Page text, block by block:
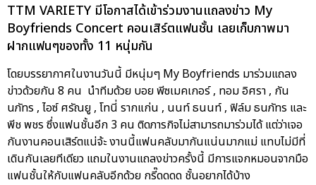
TTM VARIETY มีโอกาสได้เข้าร่วมงานแถลงข่าว My
Boyfriends Concert คอนเสิร์ตแฟนชั้น เลยเก็บภาพมา
ฝากแฟนๆของทั้ง 11 หนุ่มกัน
โดยบรรยากาศในงานวันนี้ มีหนุ่มๆ My Boyfriends มาร่วมแถลง
ข่าวด้วยกัน 8 คน นำทีมด้วย บอย พีซเมคเกอร์ , ทอม อิศรา , กัน
นภัทร , ไอซ์ ศรัณยู , โทนี่ รากแก่น , นนท์ ธนนท์ , ฟิล์ม ธนภัทร และ
พีช พชร ซึ่งแฟนชั้นอีก 3 คน ติดภารกิจไม่สามารถมาร่วมได้ แต่ว่าเจอ
กันงานคอนเสิร์ตแน่จ้ะ งานนี้แฟนคลับมากันแน่นมากแม่ แทบไม่มีที่
เดินกันเลยทีเดียว แถมในงานแถลงข่าวครั้งนี้ มีการแจกหมอนจากมือ
แฟนชั้นให้กับแฟนคลับอีกด้วย กรี๊ดดดด ชั้นอยากได้บ้าง